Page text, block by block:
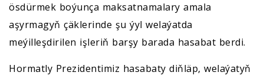
ösdürmek boýunça maksatnamalary amala
aşyrmagyň çäklerinde şu ýyl welaýatda
meýilleşdirilen işleriň barşy barada hasabat berdi.
Hormatly Prezidentimiz hasabaty diňläp, welaýatyň